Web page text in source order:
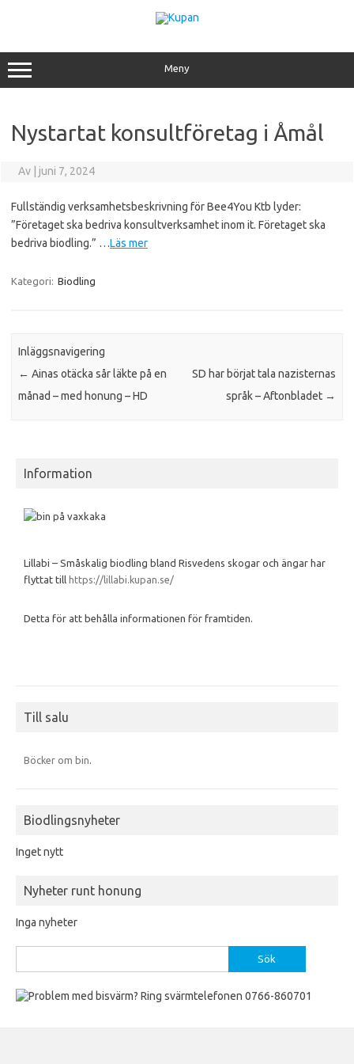
Meny
Nystartat konsultföretag i Åmål
Av juni 7, 2024
Fullständig verksamhetsbeskrivning för Bee4You Ktb lyder:
”Företaget ska bedriva konsultverksamhet inom it. Företaget ska
bedriva biodling.” …Läs mer
Kategori: Biodling
Inläggsnavigering
← Ainas otäcka sår läkte på en
månad – med honung – HD
SD har börjat tala nazisternas
språk – Aftonbladet →
Information
Lillabi – Småskalig biodling bland Risvedens skogar och ängar har
flyttat till https://lillabi.kupan.se/
Detta för att behålla informationen för framtiden.
Till salu
Böcker om bin
Biodlingsnyheter
Inget nytt
Nyheter runt honung
Inga nyheter
efter: